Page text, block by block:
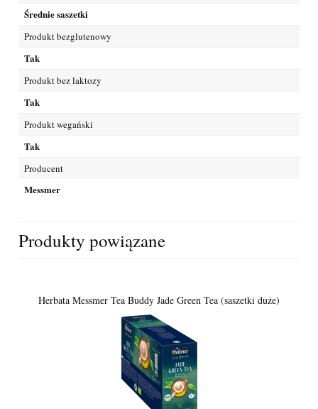
Średnie saszetki
Produkt bezglutenowy
Tak
Produkt bez laktozy
Tak
Produkt wegański
Tak
Producent
Messmer
Produkty powiązane
Herbata Messmer Tea Buddy Jade Green Tea (saszetki duże)